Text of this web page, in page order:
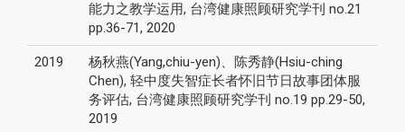
能力之教学运用, 台湾健康照顾研究学刊 no.21
pp.36-71, 2020
2019
杨秋燕(Yang,chiu-yen)、陈秀静(Hsiu-ching
Chen), 轻中度失智症长者怀旧节日故事团体服
务评估, 台湾健康照顾研究学刊 no.19 pp.29-50,
2019